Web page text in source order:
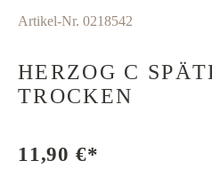
Artikel-Nr. 0218542
HERZOG C
TROCKEN
11,90 €*